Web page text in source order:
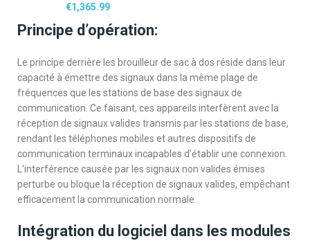
€1,365.99
Principe d’opération:
Le principe derrière les brouilleur de sac à dos réside dans leur
capacité à émettre des signaux dans la même plage de
fréquences que les stations de base des signaux de
communication. Ce faisant, ces appareils interfèrent avec la
réception de signaux valides transmis par les stations de base,
rendant les téléphones mobiles et autres dispositifs de
communication terminaux incapables d’établir une connexion.
L’interférence causée par les signaux non valides émises
perturbe ou bloque la réception de signaux valides, empêchant
efficacement la communication normale.
Intégration du logiciel dans les modules